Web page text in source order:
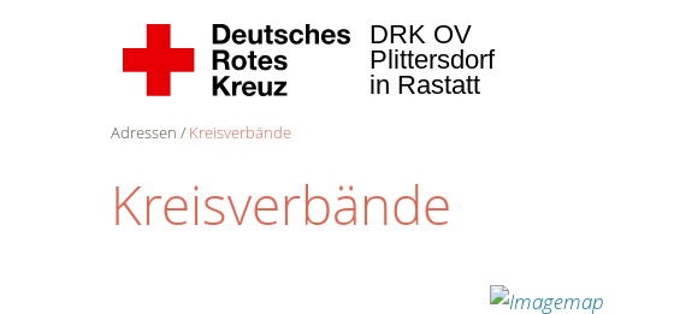
DRK OV
Plittersdorf
in Rastatt
Adressen Kreisverbände
Kreisverbände